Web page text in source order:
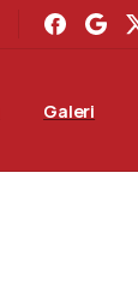
Galeri